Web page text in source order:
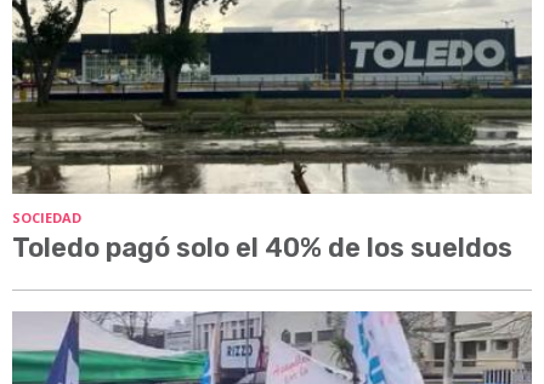
SOCIEDAD
Toledo pagó solo el 40% de los sueldos